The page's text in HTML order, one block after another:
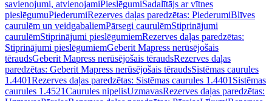
savienojumi, atvienojamiPieslēgumiSadalītājs ar vītnes
pieslēgumuPiederumiRezerves daļas paredzētas: PiederumiBlīves
caurulēm un veidgabaliemPārsegi caurulēmStiprinājumi
caurulēmStiprinājumi pieslēgumiemRezerves daļas paredzētas:
Stiprinājumi pieslēgumiemGeberit Mapress nerūsējošais
tēraudsGeberit Mapress nerūsējošais tēraudsRezerves daļas
paredzētas: Geberit Mapress nerūsējošais tēraudsSistēmas caurules
1.4401Rezerves daļas paredzētas: Sistēmas caurules 1.4401 Sistēmas
caurules 1.4521Caurules nipelisUzmavasRezerves daļas paredzētas: